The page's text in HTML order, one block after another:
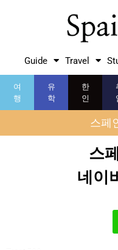
Guide Travel
여
행
유
학
한
인
스페
스
네이